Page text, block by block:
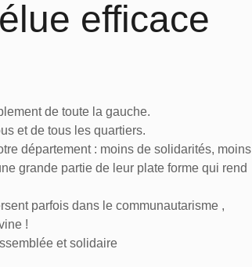
efficace
de toute la gauche.
et de tous les quartiers.
département : moins de solidarités, moins
grande partie de leur plate forme qui rend
parfois dans le communautarisme ,
!
et solidaire